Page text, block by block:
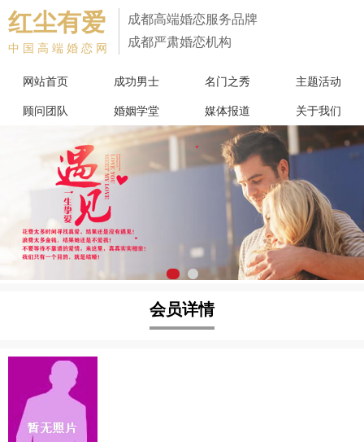
红尘有爱
中国高端婚恋网
成都高端婚恋服务品牌
成都严肃婚恋机构
网站首页 成功男士 名门之秀 主题活动
顾问团队 婚姻学堂 媒体报道 关于我们
会员详情